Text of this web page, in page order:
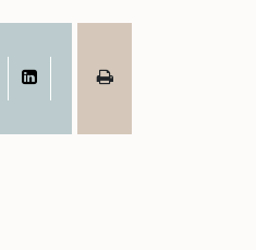
WhatsAppLinkedIn